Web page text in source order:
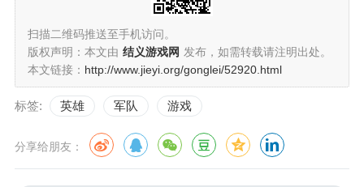
扫描二维码推送至手机访问。
版权声明：本文由 结义游戏网 发布，如需转载请注明出处。
本文链接： http://www.jieyi.org/gonglei/52920.html
标签: 英雄 军队 游戏
分享给朋友：